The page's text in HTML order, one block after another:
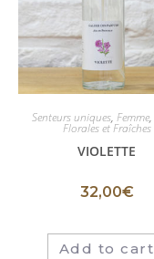
Senteurs uniques, Femme,
Florales et Fraîches
VIOLETTE
32,00€
Add to cart